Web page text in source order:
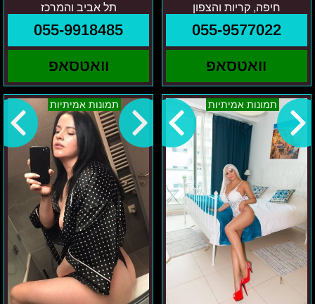
חיפה, קריות והצפון
055-9577022
וואטסאפ
תל אביב והמרכז
055-9918485
וואטסאפ
תמונות אמיתיות
ניקיטה-
בגוש
דן
תמונות אמיתיות
בצפון
ישראל
–
אווה